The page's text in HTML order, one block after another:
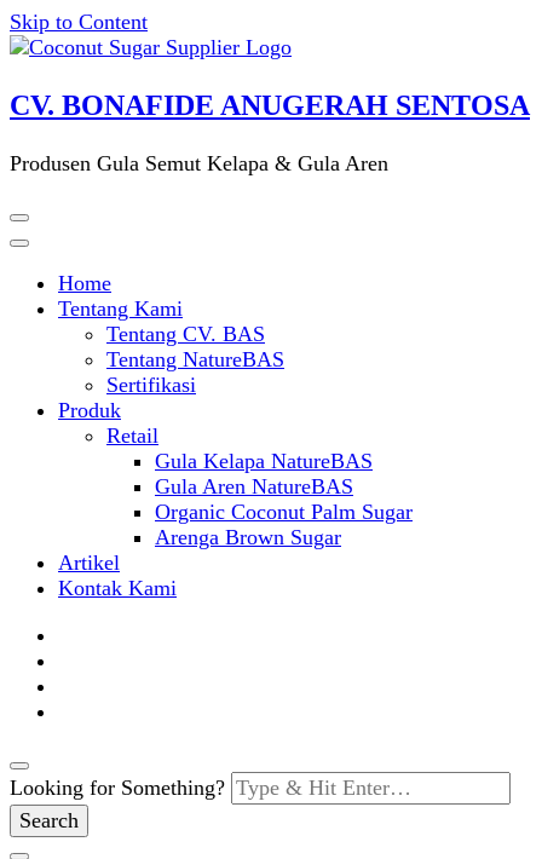
Skip to Content
CV. BONAFIDE ANUGERAH SENTOSA
Produsen Gula Semut Kelapa & Gula Aren
Home
Tentang Kami
Tentang CV. BAS
Tentang NatureBAS
Sertifikasi
Produk
Retail
Gula Kelapa NatureBAS
Gula Aren NatureBAS
Organic Coconut Palm Sugar
Arenga Brown Sugar
Artikel
Kontak Kami
Looking for Something?